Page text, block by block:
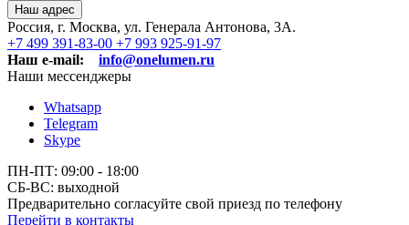
Наш адрес
Россия, г. Москва, ул. Генерала Антонова, 3А.
+7 499 391-83-00 +7 993 925-91-97
Наш e-mail:
info@onelumen.ru
Наши мессенджеры
Whatsapp
Telegram
Skype
ПН-ПТ: 09:00 - 18:00
СБ-ВС: выходной
Предварительно согласуйте свой приезд по телефону
Перейти в контакты